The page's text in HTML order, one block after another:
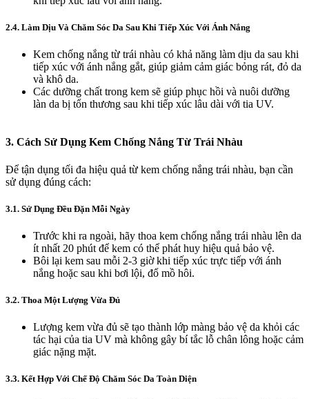
2.4. Làm Dịu Và Chăm Sóc Da Sau Khi Tiếp Xúc Với Ánh Nắng
Kem chống nắng từ trái nhàu có khả năng làm dịu da sau khi
tiếp xúc với ánh nắng gắt, giúp giảm cảm giác bỏng rát, đỏ da
và khô da.
Các dưỡng chất trong kem sẽ giúp phục hồi và nuôi dưỡng
làn da bị tổn thương sau khi tiếp xúc lâu dài với tia UV.
3. Cách Sử Dụng Kem Chống Nắng Từ Trái Nhàu
Để tận dụng tối đa hiệu quả từ kem chống nắng trái nhàu, bạn cần
sử dụng đúng cách:
3.1. Sử Dụng Đều Đặn Mỗi Ngày
Trước khi ra ngoài, hãy thoa kem chống nắng trái nhàu lên da
ít nhất 20 phút để kem có thể phát huy hiệu quả bảo vệ.
Bôi lại kem sau mỗi 2-3 giờ khi tiếp xúc trực tiếp với ánh
nắng hoặc sau khi bơi lội, đổ mồ hôi.
3.2. Thoa Một Lượng Vừa Đủ
Lượng kem vừa đủ sẽ tạo thành lớp màng bảo vệ da khỏi các
tác hại của tia UV mà không gây bí tắc lỗ chân lông hoặc cảm
giác nặng mặt.
3.3. Kết Hợp Với Chế Độ Chăm Sóc Da Toàn Diện